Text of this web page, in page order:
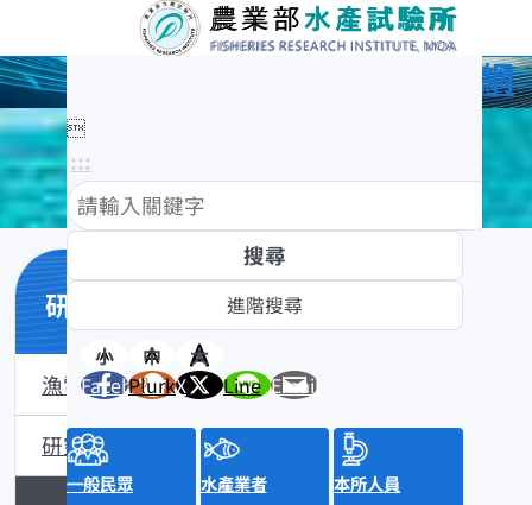
農業部水產試驗所全球資訊網

:::
小 中
大
Facebook
PlurkX Line Email
一般民眾 水產業者 本所人員
研究與成果
漁電共生
研究計畫及成果